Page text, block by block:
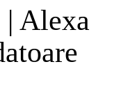
Alexa